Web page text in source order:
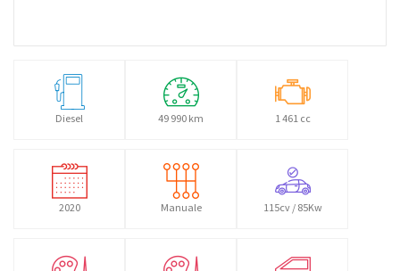
Diesel 49 990 km 1 461 cc
2020 Manuale 115cv / 85Kw